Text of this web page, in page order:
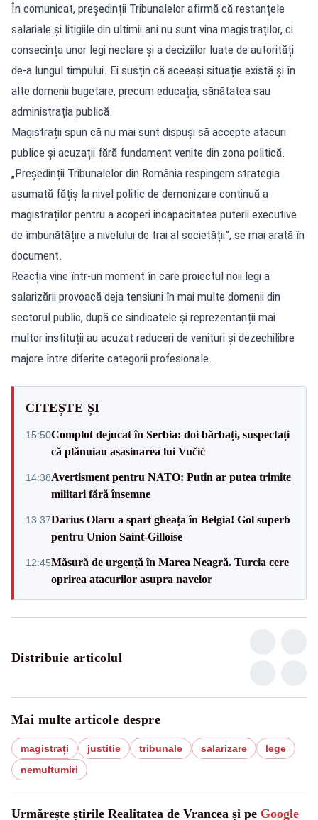
În comunicat, președinții Tribunalelor afirmă că restanțele
salariale și litigiile din ultimii ani nu sunt vina magistraților, ci
consecința unor legi neclare și a deciziilor luate de autorități
de-a lungul timpului. Ei susțin că aceeași situație există și în
alte domenii bugetare, precum educația, sănătatea sau
administrația publică.
Magistrații spun că nu mai sunt dispuși să accepte atacuri
publice și acuzații fără fundament venite din zona politică.
„Președinții Tribunalelor din România respingem strategia
asumată fățiș la nivel politic de demonizare continuă a
magistraților pentru a acoperi incapacitatea puterii executive
de îmbunătățire a nivelului de trai al societății”, se mai arată în
document.
Reacția vine într-un moment în care proiectul noii legi a
salarizării provoacă deja tensiuni în mai multe domenii din
sectorul public, după ce sindicatele și reprezentanții mai
multor instituții au acuzat reduceri de venituri și dezechilibre
majore între diferite categorii profesionale.
CITEȘTE ȘI
15:50Complot dejucat în Serbia: doi bărbați, suspectați
că plănuiau asasinarea lui Vučić
14:38Avertisment pentru NATO: Putin ar putea trimite
militari fără însemne
13:37Darius Olaru a spart gheața în Belgia! Gol superb
pentru Union Saint-Gilloise
12:45Măsură de urgență în Marea Neagră. Turcia cere
oprirea atacurilor asupra navelor
Distribuie articolul
Mai multe articole despre
magistrați justitie tribunale salarizare
lege
nemultumiri
Urmărește știrile Realitatea de Vrancea și pe Google